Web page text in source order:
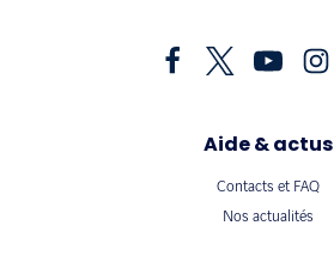
Aide & actus
Contacts et FAQ
Nos actualités